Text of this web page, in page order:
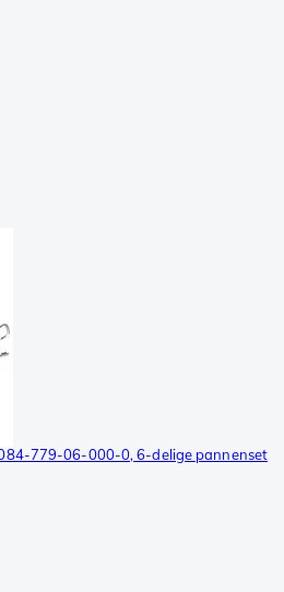
084-779-06-000-0, 6-delige pannenset